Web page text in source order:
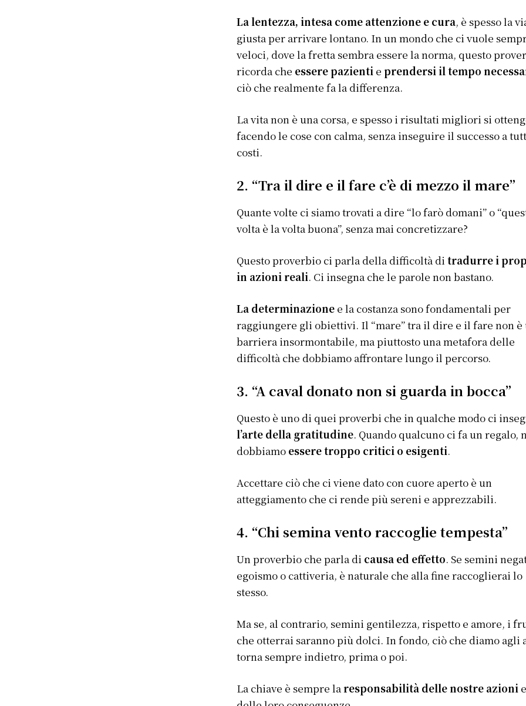
La lentezza, intesa come attenzione e cura, è spesso la
giusta per arrivare lontano. In un mondo che ci vuole
veloci, dove la fretta sembra essere la norma, questo
ricorda che essere pazienti eprendersi il tempo
ciò che realmente fa la differenza.
La vita non è una corsa, e spesso i risultati migliori si
facendo le cose con calma, senza inseguire il successo a
costi.
2. “Tra il dire e il fare c’è di mezzo il mare”
Quante volte ci siamo trovati a dire “lo farò domani” o
volta è la volta buona”, senza mai concretizzare?
Questo proverbio ci parla della difficoltà ditradurre i
in azioni reali. Ci insegna che le parole non bastano.
La determinazione e la costanza sono fondamentali per
raggiungere gli obiettivi. Il “mare” tra il dire e il fare non è
barriera insormontabile, ma piuttosto una metafora delle
difficoltà che dobbiamo affrontare lungo il percorso.
3. “A caval donato non si guarda in bocca”
Questo è uno di quei proverbi che in qualche modo ci
l’arte della gratitudine. Quando qualcuno ci fa un regalo,
dobbiamo essere troppo critici o esigenti.
Accettare ciò che ci viene dato con cuore aperto è un
atteggiamento che ci rende più sereni e apprezzabili.
4. “Chi semina vento raccoglie tempesta”
Un proverbio che parla di causa ed effetto. Se semini
egoismo o cattiveria, è naturale che alla fine raccoglierai lo
stesso.
Ma se, al contrario, semini gentilezza, rispetto e amore, i
che otterrai saranno più dolci. In fondo, ciò che diamo agli
torna sempre indietro, prima o poi.
La chiave è sempre laresponsabilità delle nostre azioni e